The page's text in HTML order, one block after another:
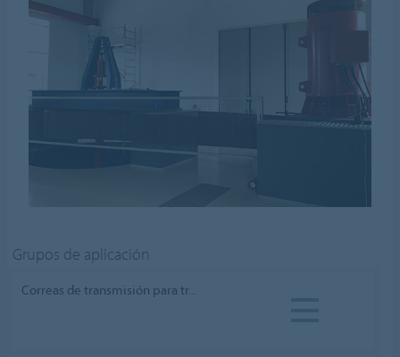
Grupos de aplicación
Correas de transmisión para tr...